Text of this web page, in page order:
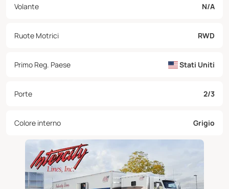
Volante N/A
Ruote Motrici RWD
Primo Reg. Paese Stati Uniti
Porte 2/3
Colore interno Grigio